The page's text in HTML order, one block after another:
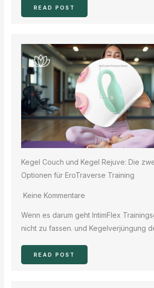
READ POST
Kegel Couch und Kegel Rejuve: Die
Optionen für EroTraverse Training
Keine Kommentare
Wenn es darum geht IntimFlex
nicht zu fassen. und Kegelverjüngung
READ POST